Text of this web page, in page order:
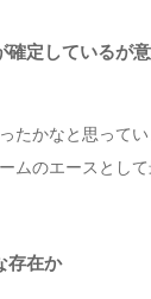
確定しているが
たかなと思って
ムのエースとし
存在か